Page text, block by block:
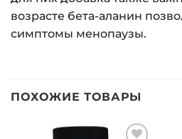
возрасте бета-аланин
симптомы менопаузы.
ПОХОЖИЕ ТОВАРЫ